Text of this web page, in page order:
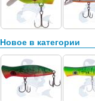
Новое в категории